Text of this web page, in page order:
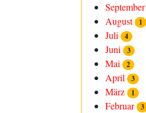
September
August 1
Juli 4
Juni 3
Mai 2
April 3
März 1
Februar 3